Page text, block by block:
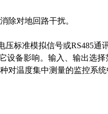
除对地回路干扰。
压标准模拟信号或RS485通
设备影响。输入、输出选择
对温度集中测量的监控系统